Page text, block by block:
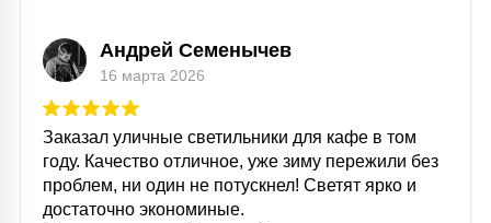
Андрей Семенычев
16 марта 2026
Заказал уличные светильники для кафе в том
году. Качество отличное, уже зиму пережили без
проблем, ни один не потускнел! Светят ярко и
достаточно экономиные.